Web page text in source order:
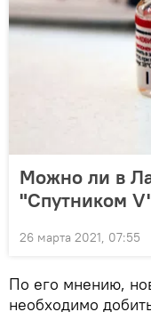
Можно ли в
"Спутником
26 марта 2021, 07:55
По его мнению,
необходимо